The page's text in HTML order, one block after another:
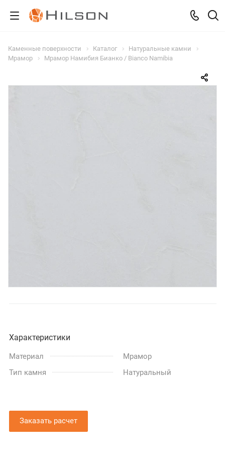
Каменные поверхности Каталог
Натуральные камни
Мрамор
Мрамор Намибия Бианко / Bianco Namibia
Характеристики
Материал
Мрамор
Тип камня
Натуральный
Заказать расчет